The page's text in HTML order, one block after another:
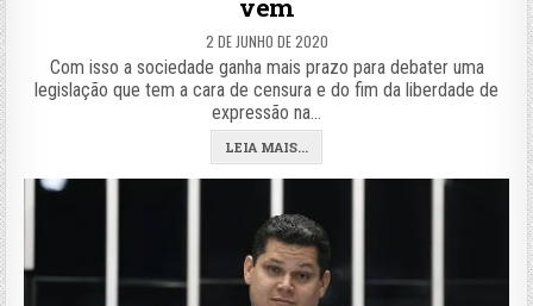
vem
2 DE JUNHO DE 2020
Com isso a sociedade ganha mais prazo para debater uma
legislação que tem a cara de censura e do fim da liberdade de
expressão na…
LEIA MAIS...